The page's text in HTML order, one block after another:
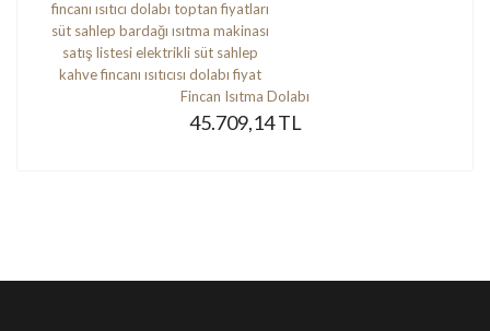
Fincan Isıtma Dolabı
45.709,14 TL